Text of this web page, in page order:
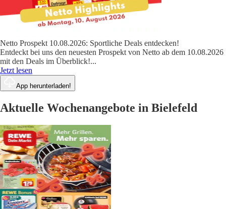
Netto Prospekt 10.08.2026: Sportliche Deals entdecken!
Entdeckt bei uns den neuesten Prospekt von Netto ab dem 10.08.2026
mit den Deals im Überblick!...
Jetzt lesen
App herunterladen!
Aktuelle Wochenangebote in Bielefeld